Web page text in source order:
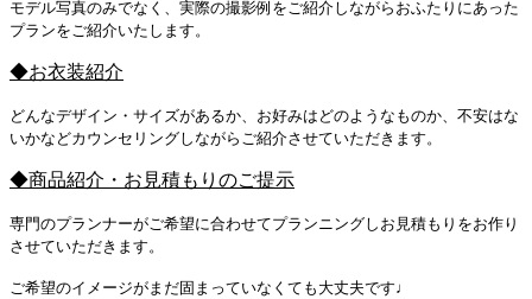
モデル写真のみでなく、実際の撮影例をご紹介しながらおふたりにあった
プランをご紹介いたします。
◆お衣装紹介
どんなデザイン・サイズがあるか、お好みはどのようなものか、不安はな
いかなどカウンセリングしながらご紹介させていただきます。
◆商品紹介・お見積もりのご提示
専門のプランナーがご希望に合わせてプランニングしお見積もりをお作り
させていただきます。
ご希望のイメージがまだ固まっていなくても大丈夫です♩